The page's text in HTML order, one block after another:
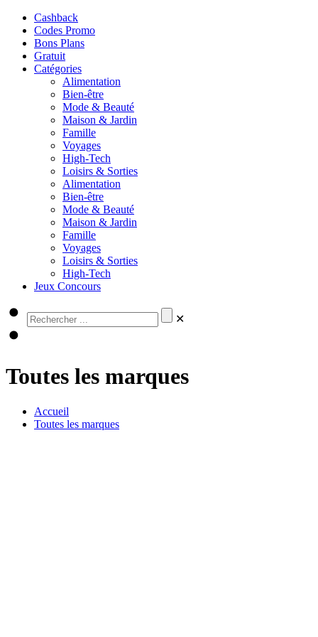
Cashback
Codes Promo
Bons Plans
Gratuit
Catégories
Alimentation
Bien-être
Mode & Beauté
Maison & Jardin
Famille
Voyages
High-Tech
Loisirs & Sorties
Alimentation
Bien-être
Mode & Beauté
Maison & Jardin
Famille
Voyages
Loisirs & Sorties
High-Tech
Jeux Concours
✕
Toutes les marques
Accueil
Toutes les marques